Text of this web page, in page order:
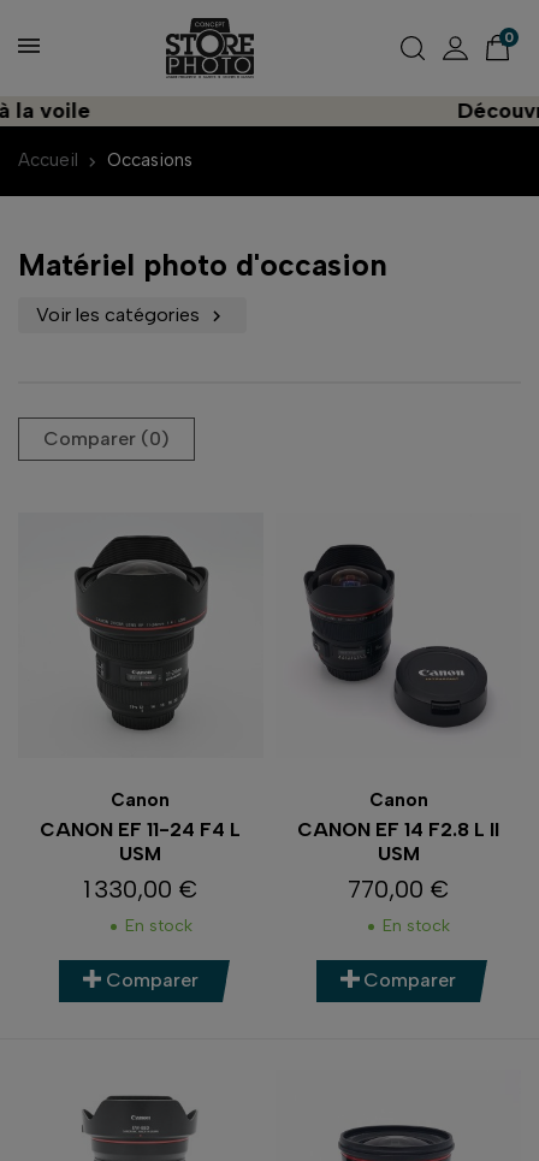
0
Découvrez
Accueil Occasions
Matériel photo d'occasion
Voir les catégories 
Comparer (0)‎
Canon
CANON EF 11-24 F4 L
USM
Prix
1 330,00 €
En stock
Comparer
Canon
CANON EF 14 F2.8 L II
USM
Prix
770,00 €
En stock
Comparer